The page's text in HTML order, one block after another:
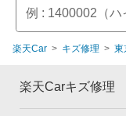
楽天Car キズ修理 東
楽天Carキズ修理